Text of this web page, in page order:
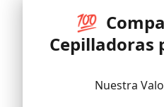
💯
Cepilladoras
Nuestra